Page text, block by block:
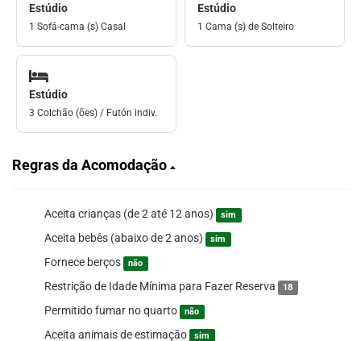
Estúdio
1 Sofá-cama (s) Casal
Estúdio
1 Cama (s) de Solteiro
Estúdio
3 Colchão (ões) / Futón indiv.
Regras da Acomodação
Aceita crianças (de 2 até 12 anos) sim
Aceita bebês (abaixo de 2 anos) sim
Fornece berços não
Restrição de Idade Mínima para Fazer Reserva 18
Permitido fumar no quarto não
Aceita animais de estimação sim